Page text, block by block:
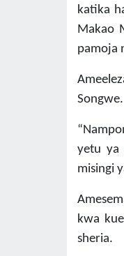
katika
Makao
pamoja
Songwe.
yetu ya
misingi
kwa
sheria.